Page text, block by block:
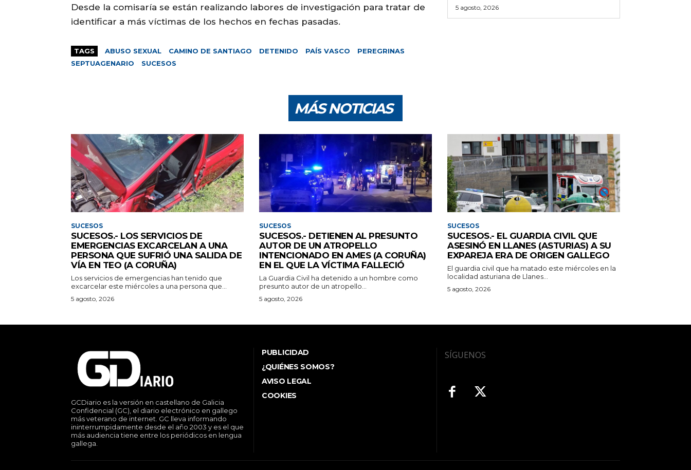
Desde la comisaría se están realizando labores de investigación para tratar de
identificar a más víctimas de los hechos en fechas pasadas.
TAGS ABUSO SEXUAL CAMINO DE SANTIAGO DETENIDO PAÍS VASCO
PEREGRINAS
SEPTUAGENARIO
SUCESOS
5 agosto, 2026
MÁS NOTICIAS
SUCESOS
SUCESOS.- LOS SERVICIOS DE
EMERGENCIAS EXCARCELAN A UNA
PERSONA QUE SUFRIÓ UNA SALIDA DE
VÍA EN TEO (A CORUÑA)
Los servicios de emergencias han tenido que
excarcelar este miércoles a una persona que...
5 agosto, 2026
SUCESOS
SUCESOS.- DETIENEN AL PRESUNTO
AUTOR DE UN ATROPELLO
INTENCIONADO EN AMES (A CORUÑA)
EN EL QUE LA VÍCTIMA FALLECIÓ
La Guardia Civil ha detenido a un hombre como
presunto autor de un atropello...
5 agosto, 2026
SUCESOS
SUCESOS.- EL GUARDIA CIVIL QUE
ASESINÓ EN LLANES (ASTURIAS) A SU
EXPAREJA ERA DE ORIGEN GALLEGO
El guardia civil que ha matado este miércoles en la
localidad asturiana de Llanes...
5 agosto, 2026
GCDiario es la versión en castellano de Galicia
Confidencial (GC), el diario electrónico en gallego
más veterano de internet. GC lleva informando
ininterrumpidamente desde el año 2003 y es el que
más audiencia tiene entre los periódicos en lengua
gallega.
PUBLICIDAD
¿QUIÉNES SOMOS?
AVISO LEGAL
COOKIES
SÍGUENOS